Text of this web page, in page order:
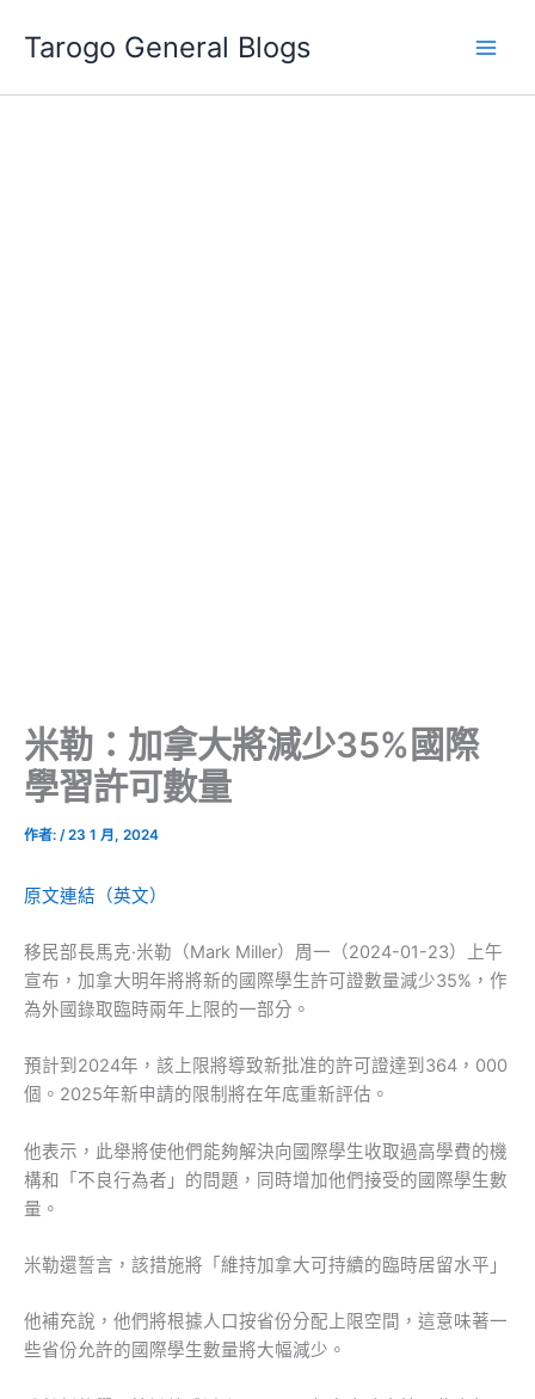
要
Tarogo General Blogs
米勒：加拿大將減少35%國際
學習許可數量
作者: /23 1 月, 2024
原文連結（英文）
移民部長馬克·米勒（Mark Miller）周一（2024-01-23）上午
宣布，加拿大明年將將新的國際學生許可證數量減少35%，作
為外國錄取臨時兩年上限的一部分。
預計到2024年，該上限將導致新批准的許可證達到364，000
個。2025年新申請的限制將在年底重新評估。
他表示，此舉將使他們能夠解決向國際學生收取過高學費的機
構和「不良行為者」的問題，同時增加他們接受的國際學生數
量。
米勒還誓言，該措施將「維持加拿大可持續的臨時居留水平」
他補充說，他們將根據人口按省份分配上限空間，這意味著一
些省份允許的國際學生數量將大幅減少。